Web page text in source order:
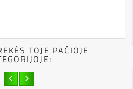
TOJE PAČIOJE